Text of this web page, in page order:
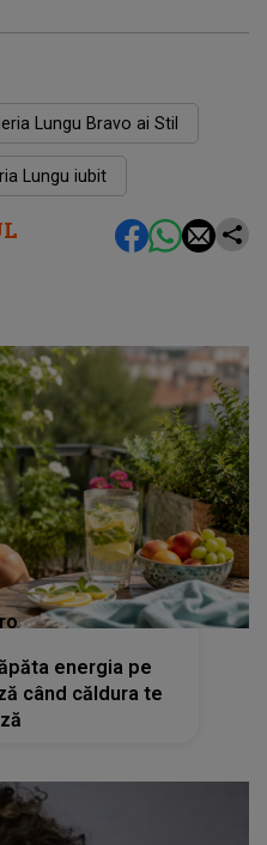
Lungu Bravo ai Stil
Lungu iubit
energia pe
când căldura te